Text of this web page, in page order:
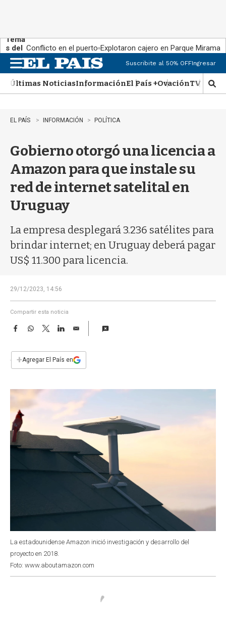
Tema
s del
día:
Conflicto en el puerto Explotaron cajero en Parque Miramar
n
u
Suscribite al 50% OFFIngresar
Últimas NoticiasInformaciónEl País +OvaciónTV Show
M
o
r
b
a
EL PAÍS INFORMACIÓN POLÍTICA
Gobierno otorgó una licencia a
Amazon para que instale su
red de internet satelital en
Uruguay
La empresa desplegará 3.236 satélites para
brindar internet; en Uruguay deberá pagar
US$ 11.300 para licencia.
29/12/2023, 14:56
Compartir esta noticia
F
e
b
W
s
p
T
w
t
L
E
i
l
+Agregar El País en
La estadounidense Amazon inició investigación y desarrollo del
proyecto en 2018.
Foto: www.aboutamazon.com